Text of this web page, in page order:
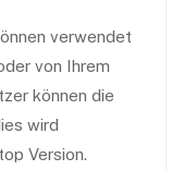
verwendet
von Ihrem
können die
wird
Version.